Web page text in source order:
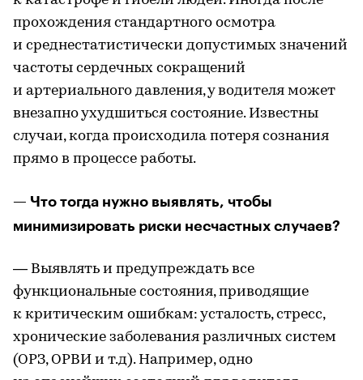
прохождения стандартного осмотра
и среднестатистически допустимых значений
частоты сердечных сокращений
и артериального давления, у водителя может
внезапно ухудшиться состояние. Известны
случаи, когда происходила потеря сознания
прямо в процессе работы.
— Что тогда нужно выявлять, чтобы
минимизировать риски несчастных случаев?
— Выявлять и предупреждать все
функциональные состояния, приводящие
к критическим ошибкам: усталость, стресс,
хронические заболевания различных систем
(ОРЗ, ОРВИ и т.д). Например, одно